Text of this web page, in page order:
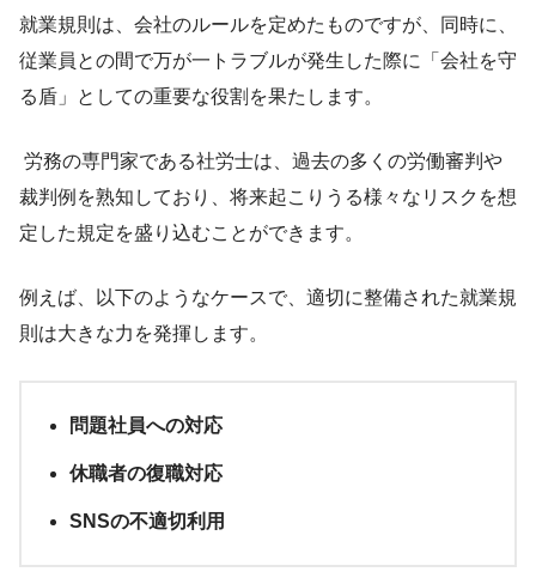
就業規則は、会社のルールを定めたものですが、同時に、
従業員との間で万が一トラブルが発生した際に「会社を守
る盾」としての重要な役割を果たします。
労務の専門家である社労士は、過去の多くの労働審判や
裁判例を熟知しており、将来起こりうる様々なリスクを想
定した規定を盛り込むことができます。
例えば、以下のようなケースで、適切に整備された就業規
則は大きな力を発揮します。
問題社員への対応
休職者の復職対応
SNSの不適切利用